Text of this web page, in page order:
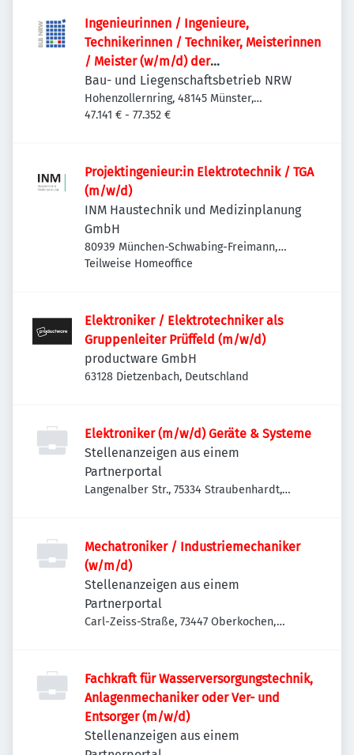
Ingenieurinnen / Ingenieure,
Technikerinnen / Techniker, Meisterinnen
/ Meister (w/m/d) der
Versorgungstechnik / Technischen
Gebäudeausrüstung als
Projektteammitglied
Bau- und Liegenschaftsbetrieb NRW
Hohenzollernring, 48145 Münster,
Deutschland
47.141 € - 77.352 €
Projektingenieur:in Elektrotechnik / TGA
(m/w/d)
INM Haustechnik und Medizinplanung
GmbH
80939 München-Schwabing-Freimann,
Deutschland
Teilweise Homeoffice
Elektroniker / Elektrotechniker als
Gruppenleiter Prüffeld (m/w/d)
productware GmbH
63128 Dietzenbach, Deutschland
Elektroniker (m/w/d) Geräte & Systeme
Stellenanzeigen aus einem
Partnerportal
Langenalber Str., 75334 Straubenhardt,
Mechatroniker / Industriemechaniker
(w/m/d)
Stellenanzeigen aus einem
Partnerportal
Carl-Zeiss-Straße, 73447 Oberkochen,
Fachkraft für Wasserversorgungstechnik,
Anlagenmechaniker oder Ver- und
Entsorger (m/w/d)
Stellenanzeigen aus einem